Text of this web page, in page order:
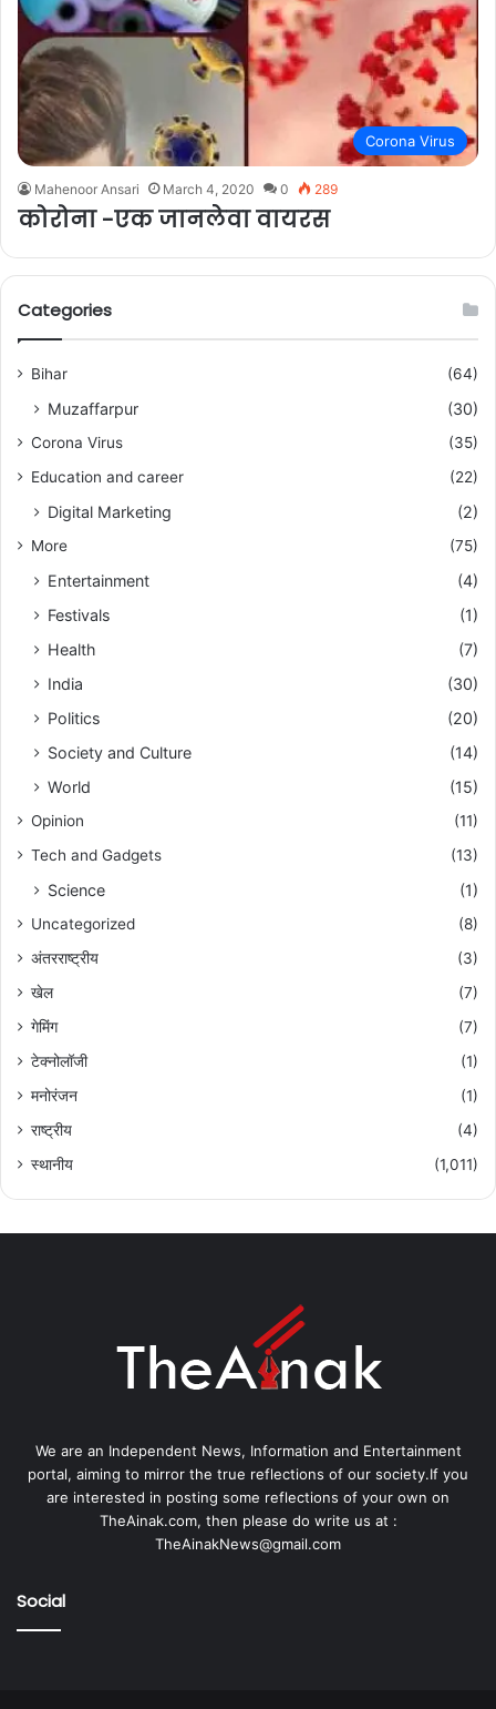
Corona Virus
Mahenoor Ansari March 4, 2020 0 289
कोरोना -एक जानलेवा वायरस
Categories
Bihar (64)
Muzaffarpur (30)
Corona Virus
(35)
Education and career
(22)
Digital Marketing (2)
More (75)
Entertainment
(4)
Festivals
(1)
Health
(7)
India
(30)
Politics
(20)
Society and Culture
(14)
World
(15)
Opinion
(11)
Tech and Gadgets
(13)
Science (1)
Uncategorized
(8)
अंतरराष्ट्रीय
(3)
खेल
(7)
गेमिंग
(7)
टेक्नोलॉजी
(1)
मनोरंजन
(1)
राष्ट्रीय
(4)
स्थानीय
(1,011)
We are an Independent News, Information and Entertainment
portal, aiming to mirror the true reflections of our society.If you
are interested in posting some reflections of your own on
TheAinak.com, then please do write us at :
TheAinakNews@gmail.com
Social